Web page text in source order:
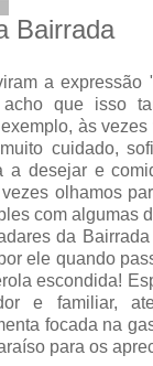
Bairrada
a
acho que isso
às
cuidado,
a desejar e
olhamos
com algumas
da
ele quando
escondida!
e familiar,
focada na
para os